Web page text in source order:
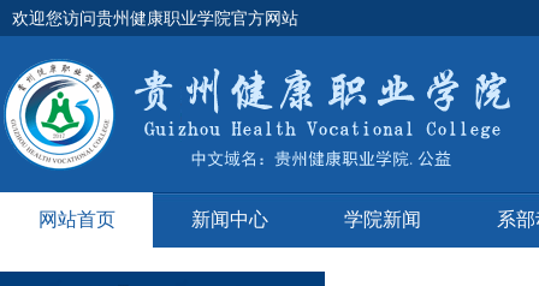
欢迎您访问贵州健康职业学院官方网站
网站首页 新闻中心 学院新闻 系